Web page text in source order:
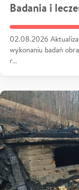
Badania i
02.08.2026
wykonaniu badań
r…